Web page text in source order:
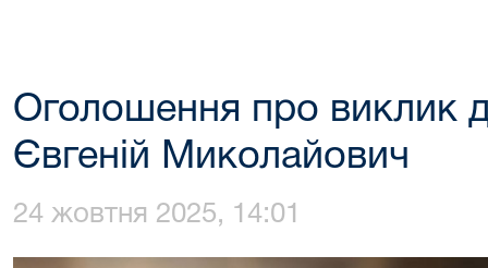
Оголошення про виклик
Євгеній Миколайович
24 жовтня 2025, 14:01